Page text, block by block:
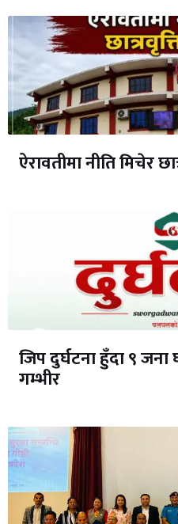
ऐरावतीमा नीति मिचेर
जिप दुर्घटना हुँदा ९
गम्भीर